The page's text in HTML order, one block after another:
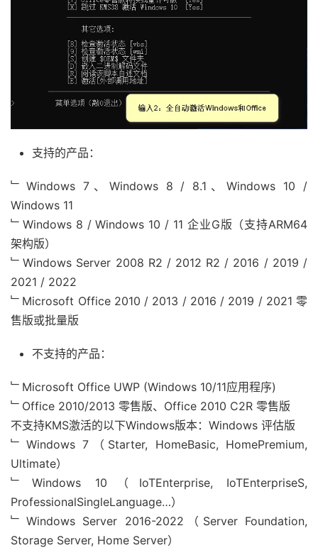
支持的产品：
﹂Windows 7、Windows 8 / 8.1、Windows 10 /
Windows 11
﹂Windows 8 / Windows 10 / 11 企业G版（支持ARM64
架构版）
﹂Windows Server 2008 R2 / 2012 R2 / 2016 / 2019 /
2021 / 2022
﹂Microsoft Office 2010 / 2013 / 2016 / 2019 / 2021 零
售版或批量版
不支持的产品：
﹂Microsoft Office UWP (Windows 10/11应用程序)
﹂Office 2010/2013 零售版、Office 2010 C2R 零售版
不支持KMS激活的以下Windows版本：Windows 评估版
﹂Windows 7（Starter, HomeBasic, HomePremium,
Ultimate）
﹂Windows 10（IoTEnterprise, IoTEnterpriseS,
ProfessionalSingleLanguage…）
﹂Windows Server 2016-2022（Server Foundation,
Storage Server, Home Server）